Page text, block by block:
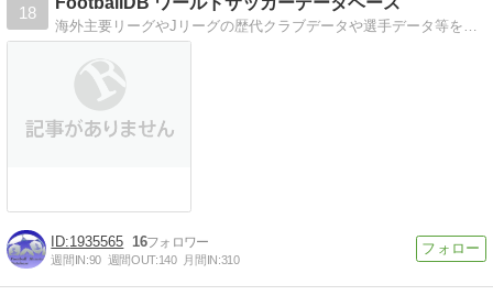
18
1935565 16
週間IN:90 週間OUT:140 月間IN:310